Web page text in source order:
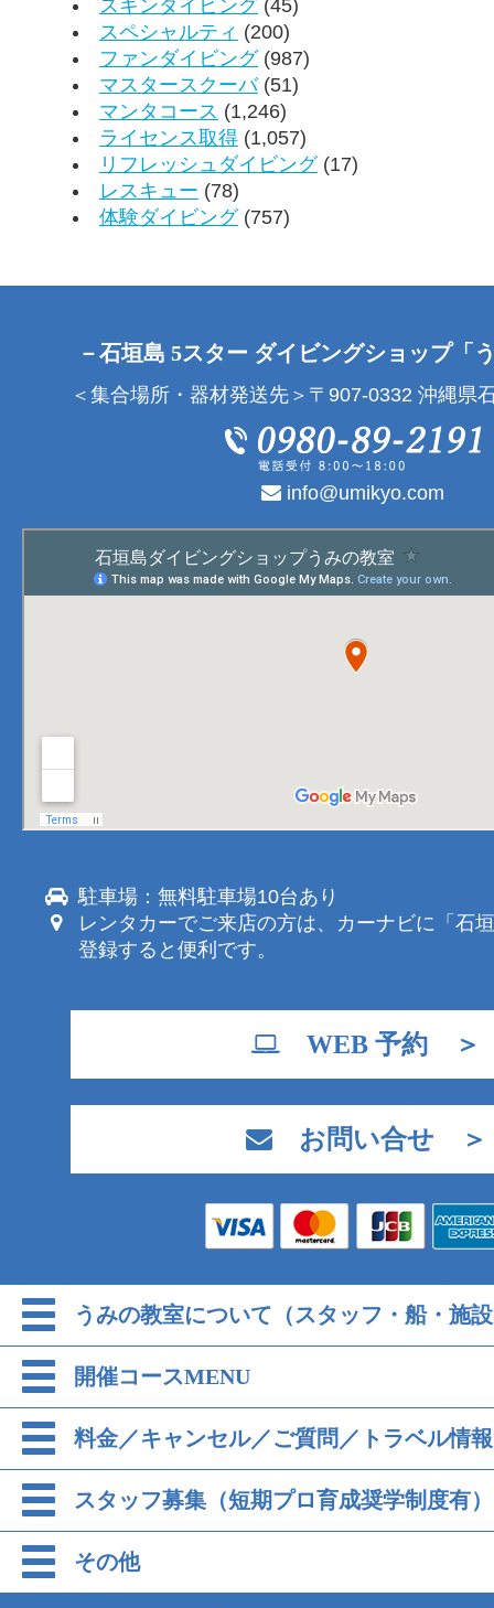
スキンダイビング(45)
スペシャルティ (200)
ファンダイビング(987)
マスタースクーバ(51)
マンタコース (1,246)
ライセンス取得 (1,057)
リフレッシュダイビング(17)
レスキュー (78)
体験ダイビング(757)
－石垣島 5スター ダイビングショップ「
＜集合場所・器材発送先＞〒907-0332 沖縄県
info@umikyo.com
駐車場：無料駐車場10台あり
レンタカーでご来店の方は、カーナビに「石
登録すると便利です。
WEB 予約 ＞
お問い合せ ＞
うみの教室について（スタッフ・船・施
開催コースMENU
料金／キャンセル／ご質問／トラベル情報
スタッフ募集（短期プロ育成奨学制度有）
その他